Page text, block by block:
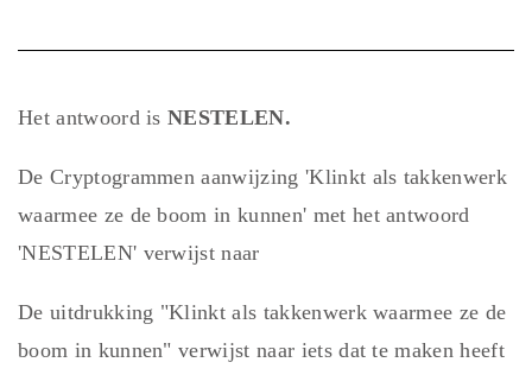
Het antwoord isNESTELEN.
De Cryptogrammen aanwijzing 'Klinkt als takkenwerk
waarmee ze de boom in kunnen' met het antwoord
'NESTELEN' verwijst naar
De uitdrukking "Klinkt als takkenwerk waarmee ze de
boom in kunnen" verwijst naar iets dat te maken heeft